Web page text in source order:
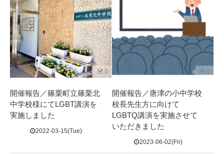
0
開催報告／篠栗町立篠栗北
中学校様にてLGBT講演を
実施しました
2022-03-15(Tue)
0
開催報告／唐津の小中学校
校長先生方に向けて
LGBTQ講演を実施させて
いただきました
2023-06-02(Fri)